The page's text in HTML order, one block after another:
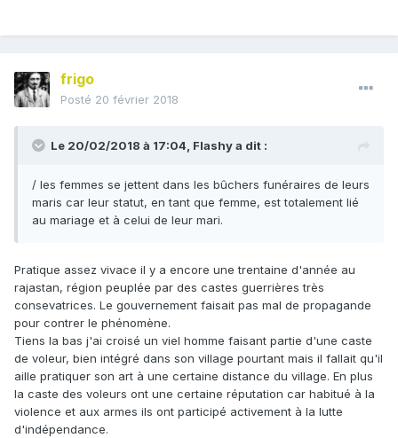
frigo
Posté 20 février 2018
Le 20/02/2018 à 17:04, Flashya dit :
/ les femmes se jettent dans les bûchers funéraires de leurs
maris car leur statut, en tant que femme, est totalement lié
au mariage et à celui de leur mari.
Pratique assez vivace il y a encore une trentaine d'année au
rajastan, région peuplée par des castes guerrières très
consevatrices. Le gouvernement faisait pas mal de propagande
pour contrer le phénomène.
Tiens la bas j'ai croisé un viel homme faisant partie d'une caste
de voleur, bien intégré dans son village pourtant mais il fallait qu'il
aille pratiquer son art à une certaine distance du village. En plus
la caste des voleurs ont une certaine réputation car habitué à la
violence et aux armes ils ont participé activement à la lutte
d'indépendance.